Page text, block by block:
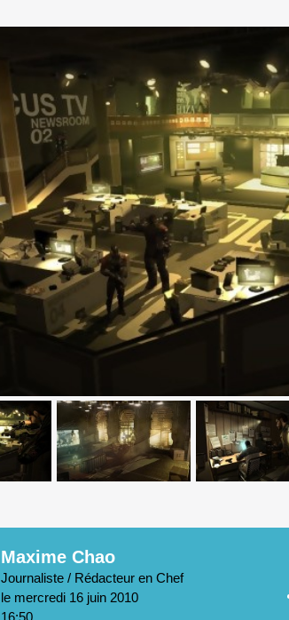
Maxime Chao
Journaliste / Rédacteur en Chef
le mercredi 16 juin 2010
16:50